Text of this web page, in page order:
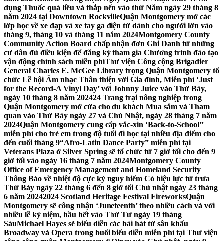
dụng Thuốc quá liều và thắp nến vào thứ Năm ngày 29 tháng 8
năm 2024 tại Downtown RockvilleQuận Montgomery mở các
lớp học về xe đạp và xe tay ga điện tử dành cho người lớn vào
tháng 9, tháng 10 và tháng 11 năm 2024Montgomery County
Community Action Board chấp nhận đơn Ghi Danh từ những
cư dân đủ điều kiện để đăng ký tham gia Chương trình đào tạo
vận động chính sách miễn phíThư viện Công cộng Brigadier
General Charles E. McGee Library trọng Quận Montgomery tổ
chức Lễ hội Âm nhạc Thân thiện với Gia đình, Miễn phí ‘Just
for the Record-A Vinyl Day’ với Johnny Juice vào Thứ Bảy,
ngày 10 tháng 8 năm 202424 Trang trại nông nghiệp trong
Quận Montgomery mở cửa cho du khách Mua sắm và Tham
quan vào Thứ Bảy ngày 27 và Chủ Nhật, ngày 28 tháng 7 năm
2024Quận Montgomery cung cấp vắc-xin ‘Back-to-School’’
miễn phí cho trẻ em trong độ tuổi đi học tại nhiều địa điểm cho
đến cuối tháng 9“Afro-Latin Dance Party” miễn phí tại
Veterans Plaza ở Silver Spring sẽ tổ chức từ 7 giờ tối cho đến 9
giờ tối vào ngày 16 tháng 7 năm 2024Montgomery County
Office of Emergency Management and Homeland Security
Thông Báo về nhiệt độ cực kỳ nguy hiểm Có hiệu lực từ trưa
Thứ Bảy ngày 22 tháng 6 đến 8 giờ tối Chủ nhật ngày 23 tháng
6 năm 20242024 Scotland Heritage Festival FireworksQuận
Montgomery sẽ công nhận ‘Juneteenth’ theo nhiều cách và với
nhiều lễ kỷ niệm, hầu hết vào Thứ Tư ngày 19 tháng
SáuMichael Hayes sẽ biểu diễn các bài hát từ sân khấu
Broadway và Opera trong buổi biểu diễn miễn phí tại Thư viện